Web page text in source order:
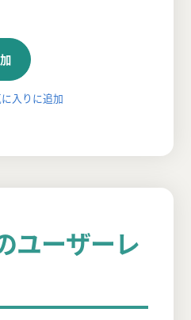
入りに追加
ユーザーレ